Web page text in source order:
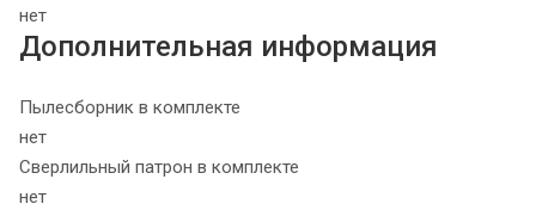
нет
Дополнительная информация
Пылесборник в комплекте
нет
Сверлильный патрон в комплекте
нет